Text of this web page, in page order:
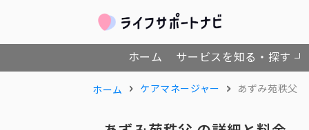
ホーム サービスを知る・探す
ホーム ケアマネージャー あずみ苑秩父